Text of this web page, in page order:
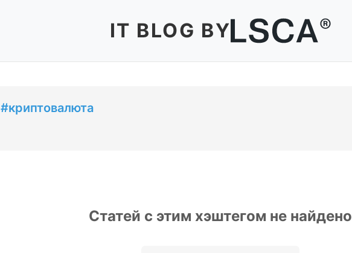
IT BLOG BY
#криптовалюта
Статей с этим хэштегом не найдено